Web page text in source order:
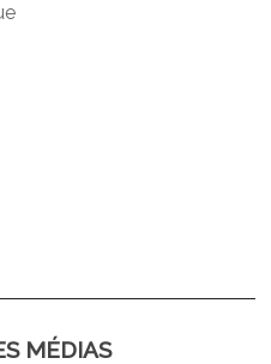
MÉDIAS